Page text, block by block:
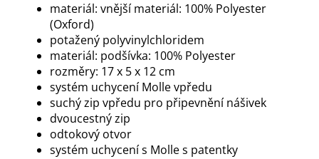
materiál: vnější materiál: 100% Polyester
(Oxford)
potažený polyvinylchloridem
materiál: podšívka: 100% Polyester
rozměry: 17 x 5 x 12 cm
systém uchycení Molle vpředu
suchý zip vpředu pro připevnění nášivek
dvoucestný zip
odtokový otvor
systém uchycení s Molle s patentky